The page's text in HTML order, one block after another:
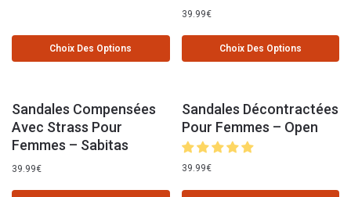
Choix Des Options
39.99€
Choix Des Options
Sandales Compensées
Avec Strass Pour
Femmes – Sabitas
39.99€
Sandales Décontractées
Pour Femmes – Open
39.99€